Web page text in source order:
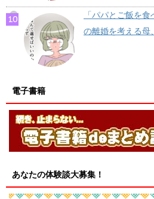
「パパとご飯を
の離婚を考える母
電子書籍
あなたの体験談大募集！